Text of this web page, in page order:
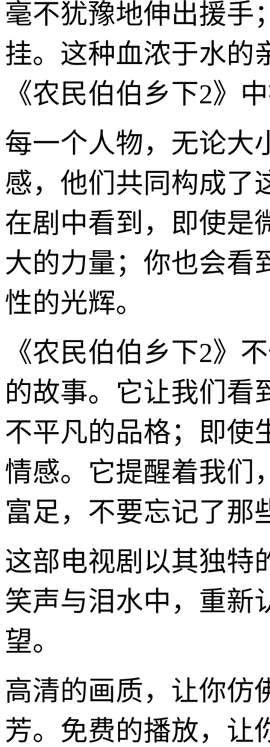
毫不犹豫地伸出援手
挂。这种血浓于水的
《农民伯伯乡下2》
每一个人物，无论大
感，他们共同构成了
在剧中看到，即使是
大的力量；你也会看
性的光辉。
《农民伯伯乡下2》
的故事。它让我们看
不平凡的品格；即使
情感。它提醒着我们
富足，不要忘记了那
这部电视剧以其独特
笑声与泪水中，重新
望。
高清的画质，让你仿
芳。免费的播放，让